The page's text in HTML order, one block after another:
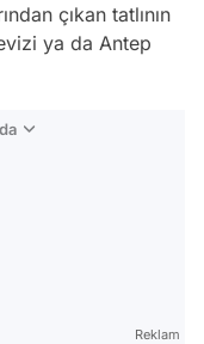
çıkan tatlının
ya da Antep
Reklam